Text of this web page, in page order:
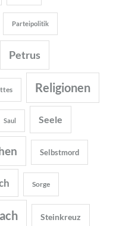
Parteipolitik
Petrus
Religionen
Saul Seele
Selbstmord
Sorge
Steinkreuz